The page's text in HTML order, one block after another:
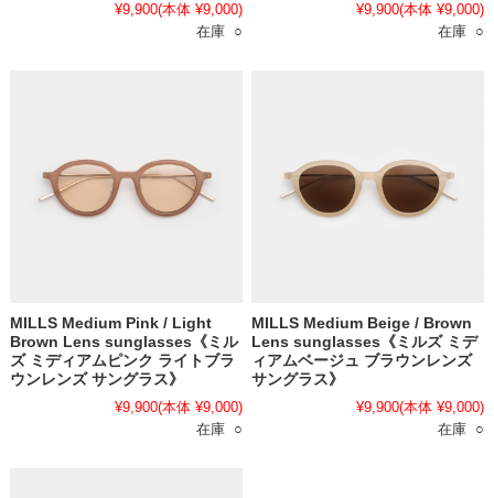
¥9,900(本体 ¥9,000)
在庫 ○
¥9,900(本体 ¥9,000)
在庫 ○
MILLS Medium Pink / Light
Brown Lens sunglasses《ミル
ズ ミディアムピンク ライトブラ
ウンレンズ サングラス》
¥9,900(本体 ¥9,000)
在庫 ○
MILLS Medium Beige / Brown
Lens sunglasses《ミルズ ミデ
ィアムベージュ ブラウンレンズ
サングラス》
¥9,900(本体 ¥9,000)
在庫 ○